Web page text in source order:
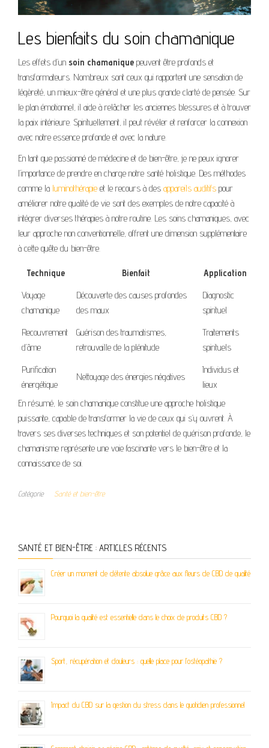
Les bienfaits du soin chamanique
Les effets d’un soin chamanique peuvent être profonds et
transformateurs. Nombreux sont ceux qui rapportent une sensation de
légèreté, un mieux-être général et une plus grande clarté de pensée. Sur
le plan émotionnel, il aide à relâcher les anciennes blessures et à trouver
la paix intérieure. Spirituellement, il peut révéler et renforcer la connexion
avec notre essence profonde et avec la nature.
En tant que passionné de médecine et de bien-être, je ne peux ignorer
l’importance de prendre en charge notre santé holistique. Des méthodes
comme la luminothérapie et le recours à des appareils auditifs pour
améliorer notre qualité de vie sont des exemples de notre capacité à
intégrer diverses thérapies à notre routine. Les soins chamaniques, avec
leur approche non conventionnelle, offrent une dimension supplémentaire
à cette quête du bien-être.
Technique Bienfait
Application
Voyage
chamanique
Découverte des causes profondes
des maux
Diagnostic
spirituel
Recouvrement
d’âme
Guérison des traumatismes,
retrouvaille de la plénitude
Traitements
spirituels
Purification
énergétique
Nettoyage des énergies négatives
Individus et
lieux
En résumé, le soin chamanique constitue une approche holistique
puissante, capable de transformer la vie de ceux qui s’y ouvrent. À
travers ses diverses techniques et son potentiel de guérison profonde, le
chamanisme représente une voie fascinante vers le bien-être et la
connaissance de soi.
Catégorie Santé et bien-être
SANTÉ ET BIEN-ÊTRE : ARTICLES RÉCENTS
Créer un moment de détente absolue grâce aux fleurs de CBD de qualité
Pourquoi la qualité est essentielle dans le choix de produits CBD ?
Sport, récupération et douleurs : quelle place pour l’ostéopathie ?
Impact du CBD sur la gestion du stress dans le quotidien professionnel